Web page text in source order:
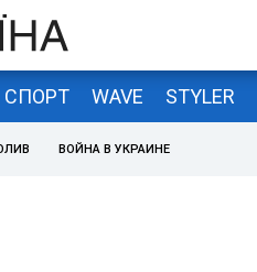
СПОРТ WAVE STYLER
ВОЙНА В УКРАИНЕ